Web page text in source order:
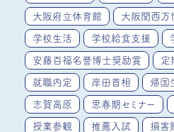
大阪府立体育館 大阪関西万
学校生活 学校給食支援
安藤百福名誉博士奨励賞 定
就職内定 岸田首相 帰国
志賀高原 思春期セミナー
授業参観 推薦入試 損害